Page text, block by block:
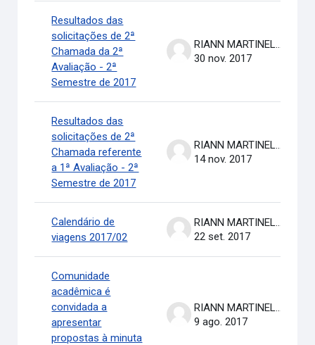
Resultados das
solicitações de 2ª
Chamada da 2ª
Avaliação - 2ª
Semestre de 2017
RIANN MARTINELLI BATISTA
30 nov. 2017
Resultados das
solicitações de 2ª
Chamada referente
a 1ª Avaliação - 2ª
Semestre de 2017
RIANN MARTINELLI BATISTA
14 nov. 2017
Calendário de
viagens 2017/02
RIANN MARTINELLI BATISTA
22 set. 2017
Comunidade
acadêmica é
convidada a
apresentar
propostas à minuta
RIANN MARTINELLI BATISTA
9 ago. 2017